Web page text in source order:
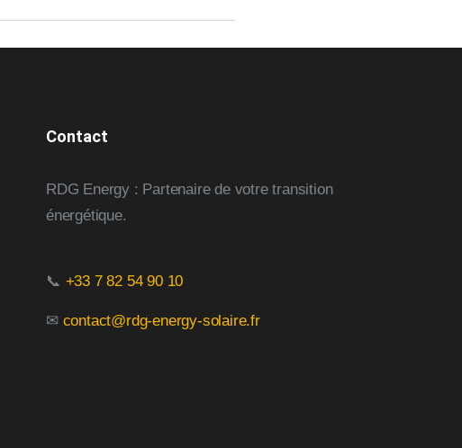
Contact
RDG Energy : Partenaire de votre transition
énergétique.
📞 +33 7 82 54 90 10
✉ contact@rdg-energy-solaire.fr